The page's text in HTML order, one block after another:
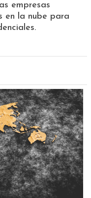
empresas
en la nube para